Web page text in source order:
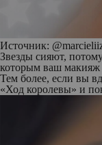
Источник:
Звезды сияют,
которым ваш
Тем более, если вы
«Ход королевы» и